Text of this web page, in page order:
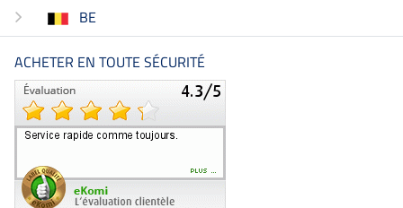
BE
ACHETER EN TOUTE SÉCURITÉ